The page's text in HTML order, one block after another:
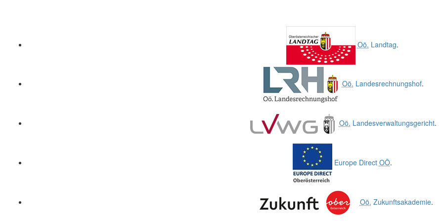
Oö. Landtag.
Oö. Landesrechnungshof.
Oö. Landesverwaltungsgericht.
Europe Direct OÖ.
Oö. Zukunftsakademie.